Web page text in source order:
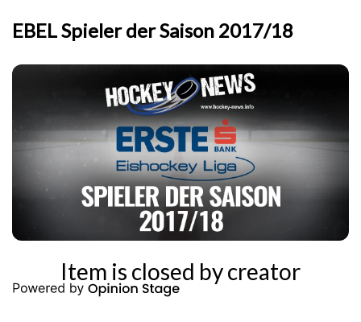
EBEL Spieler der Saison 2017/18
Item is closed by creator